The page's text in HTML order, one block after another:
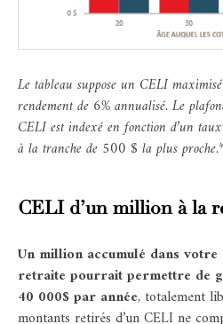
Le tableau suppose un CELI
rendement de 6% annualisé. Le
CELI est indexé en fonction d’un
à la tranche de 500 $ la plus
CELI d’un million à la
Un million accumulé dans
retraite pourrait permettre de
40 000$ par année, totalement
montants retirés d’un CELI ne